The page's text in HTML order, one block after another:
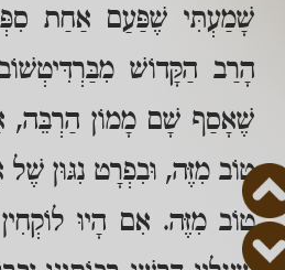
שָׁמַעְתִּי שֶׁפַּעַם אַחַת
הָרַב הַקָּדוֹשׁ
שֶׁאָסַף שָׁם מָמוֹן הַרְבֵּה,
טוֹב מִזֶּה, וּבִפְרָט נִגּוּן
טוֹב מִזֶּה. אִם הָיוּ